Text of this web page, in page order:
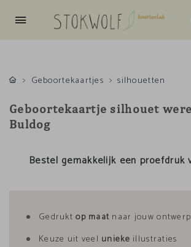
Geboortekaartjes
silhouetten
Geboortekaartje silhouet
Buldog
Bestel gemakkelijk een
Gedruktop maat naar jouw ontwerp
Keuze uit veel unieke illustraties